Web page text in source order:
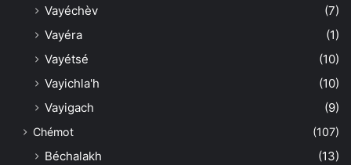
Vayéchèv
(7)
Vayéra
(1)
Vayétsé
(10)
Vayichla'h
(10)
Vayigach
(9)
Chémot (107)
Béchalakh
(13)